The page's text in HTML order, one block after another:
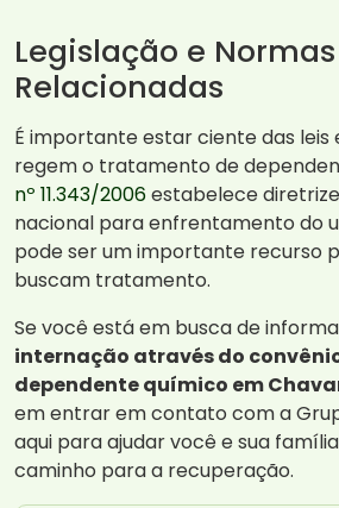
Legislação e Normas
Relacionadas
É importante estar ciente das leis
regem o tratamento de
nº 11.343/2006estabelece
nacional para enfrentamento do
pode ser um importante recurso
buscam tratamento.
Se você está em busca de
internação através do
dependente químico em
em entrar em contato com a
aqui para ajudar você e sua
caminho para a recuperação.